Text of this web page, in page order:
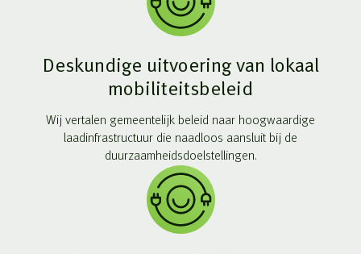
Deskundige uitvoering van lokaal
mobiliteitsbeleid
Wij vertalen gemeentelijk beleid naar hoogwaardige
laadinfrastructuur die naadloos aansluit bij de
duurzaamheidsdoelstellingen.